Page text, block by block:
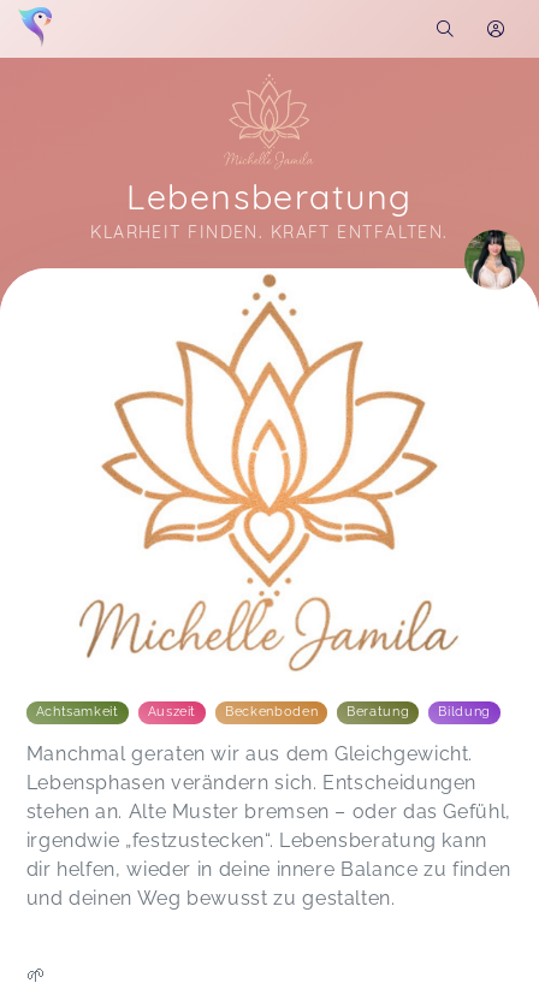
Lebensberatung
KLARHEIT FINDEN. KRAFT ENTFALTEN.
Soon you will learn more about me here...
Achtsamkeit Auszeit Beckenboden Beratung Bildung
Manchmal geraten wir aus dem Gleichgewicht.
Lebensphasen verändern sich. Entscheidungen
stehen an. Alte Muster bremsen – oder das Gefühl,
irgendwie „festzustecken“. Lebensberatung kann
dir helfen, wieder in deine innere Balance zu finden
und deinen Weg bewusst zu gestalten.
🌱